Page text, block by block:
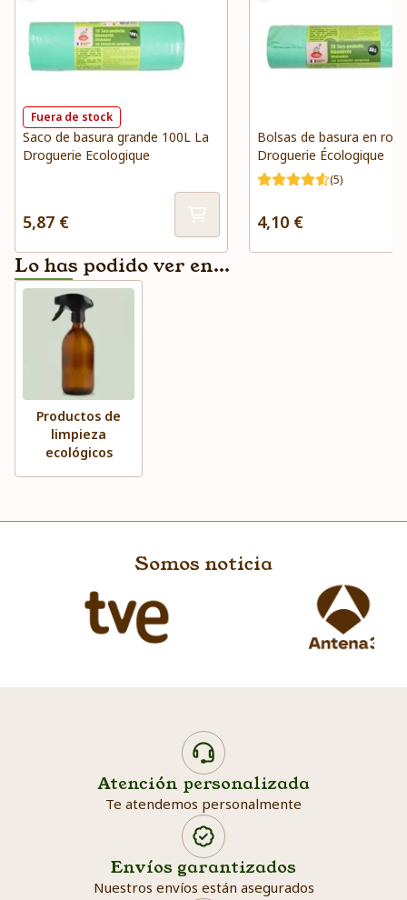
Fuera de stock
Saco de basura grande 100L La
Droguerie Ecologique
5,87 €
Bolsas de basura en
Droguerie Écologique
(5)
4,10 €
Lo has podido ver en...
Productos de
limpieza
ecológicos
Somos noticia
Atención personalizada
Te atendemos personalmente
Envíos garantizados
Nuestros envíos están asegurados